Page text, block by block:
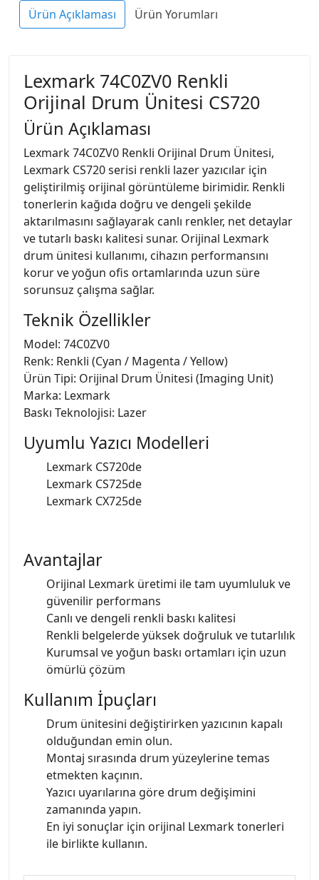
Ürün Açıklaması Ürün Yorumları
Lexmark 74C0ZV0 Renkli
Orijinal Drum Ünitesi CS720
Ürün Açıklaması
Lexmark 74C0ZV0 Renkli Orijinal Drum Ünitesi,
Lexmark CS720 serisi renkli lazer yazıcılar için
geliştirilmiş orijinal görüntüleme birimidir. Renkli
tonerlerin kağıda doğru ve dengeli şekilde
aktarılmasını sağlayarak canlı renkler, net detaylar
ve tutarlı baskı kalitesi sunar. Orijinal Lexmark
drum ünitesi kullanımı, cihazın performansını
korur ve yoğun ofis ortamlarında uzun süre
sorunsuz çalışma sağlar.
Teknik Özellikler
Model: 74C0ZV0
Renk: Renkli (Cyan / Magenta / Yellow)
Ürün Tipi: Orijinal Drum Ünitesi (Imaging Unit)
Marka: Lexmark
Baskı Teknolojisi: Lazer
Uyumlu Yazıcı Modelleri
Lexmark CS720de
Lexmark CS725de
Lexmark CX725de
Avantajlar
Orijinal Lexmark üretimi ile tam uyumluluk ve
güvenilir performans
Canlı ve dengeli renkli baskı kalitesi
Renkli belgelerde yüksek doğruluk ve tutarlılık
Kurumsal ve yoğun baskı ortamları için uzun
ömürlü çözüm
Kullanım İpuçları
Drum ünitesini değiştirirken yazıcının kapalı
olduğundan emin olun.
Montaj sırasında drum yüzeylerine temas
etmekten kaçının.
Yazıcı uyarılarına göre drum değişimini
zamanında yapın.
En iyi sonuçlar için orijinal Lexmark tonerleri
ile birlikte kullanın.